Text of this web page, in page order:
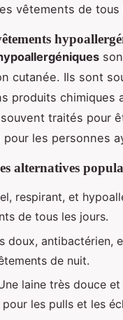
vêtements de tous
cutanée. Ils sont
produits chimiques
traités pour
les personnes
alternatives
respirant, et
de tous les jours.
doux, antibactérien,
de nuit.
laine très douce
les pulls et les